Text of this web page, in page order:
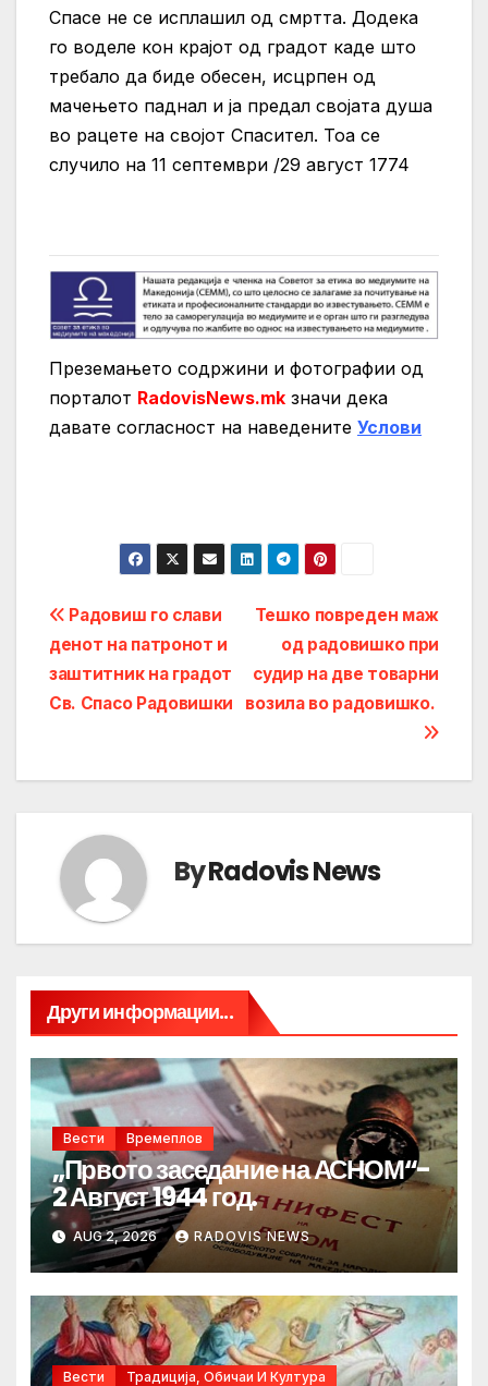
Спасе не се исплашил од смртта. Додека
го воделе кон крајот од градот каде што
требало да биде обесен, исцрпен од
мачењето паднал и ја предал својата душа
во рацете на својот Спасител. Тоа се
случило на 11 септември /29 август 1774
Преземањето содржини и фотографии од
порталот RadovisNews.mk значи дека
давате согласност на нaведените Услови
Post
navigation
Тешко повреден маж
од радовишко при
судир на две товарни
возила во радовишко.
Радовиш го слави
денот на патронот и
заштитник на градот
Св. Спасо Радовишки
ByRadovis News
Други информации...
Вести Времеплов
„Првото заседание на АСНОМ“-
2 Август 1944 год.
AUG 2, 2026 RADOVIS NEWS
Вести Традиција, Обичаи И Култура